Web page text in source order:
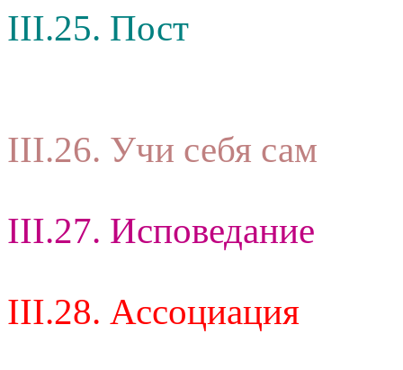
III.25. Пост
III.26. Учи себя сам
III.27. Исповедание
III.28. Ассоциация